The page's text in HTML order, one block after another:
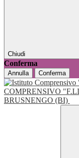
Chiudi
Conferma
Annulla Conferma
COMPRENSIVO
BRUSNENGO (BI)